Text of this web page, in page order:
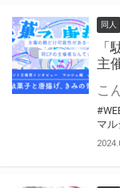
同人
主
マル